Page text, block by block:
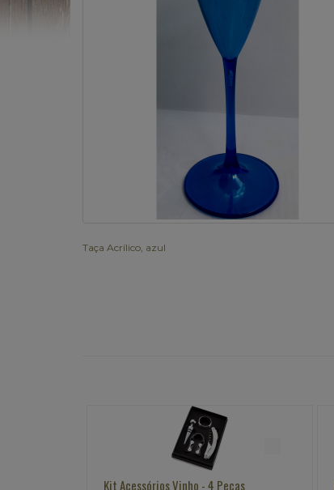
Taça Acrílico azul
Kit Acessórios Vinho - 4 Peças